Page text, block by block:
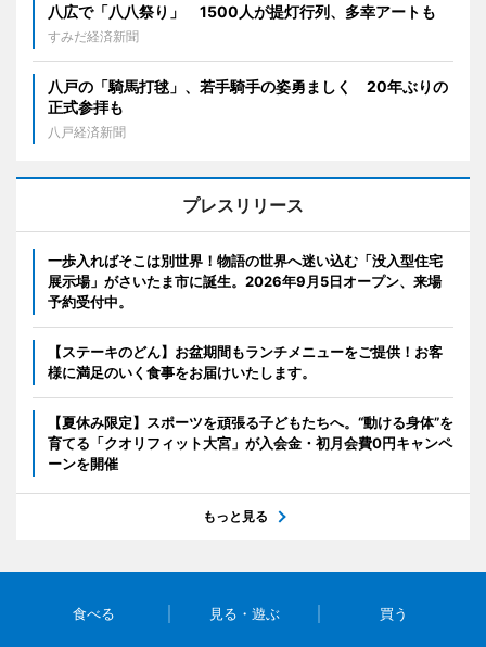
八広で「八八祭り」 1500人が提灯行列、多幸アートも
すみだ経済新聞
八戸の「騎馬打毬」、若手騎手の姿勇ましく 20年ぶりの
正式参拝も
八戸経済新聞
プレスリリース
一歩入ればそこは別世界！物語の世界へ迷い込む「没入型住宅
展示場」がさいたま市に誕生。2026年9月5日オープン、来場
予約受付中。
【ステーキのどん】お盆期間もランチメニューをご提供！お客
様に満足のいく食事をお届けいたします。
【夏休み限定】スポーツを頑張る子どもたちへ。“動ける身体”を
育てる「クオリフィット大宮」が入会金・初月会費0円キャンペ
ーンを開催
もっと見る
食べる 見る・遊ぶ 買う